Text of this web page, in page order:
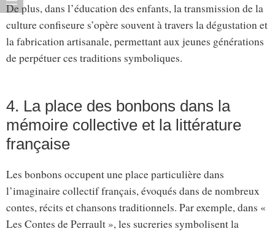
De plus, dans l’éducation des enfants, la transmission de la
culture confiseure s’opère souvent à travers la dégustation et
la fabrication artisanale, permettant aux jeunes générations
de perpétuer ces traditions symboliques.
4. La place des bonbons dans la
mémoire collective et la littérature
française
Les bonbons occupent une place particulière dans
l’imaginaire collectif français, évoqués dans de nombreux
contes, récits et chansons traditionnels. Par exemple, dans «
Les Contes de Perrault », les sucreries symbolisent la